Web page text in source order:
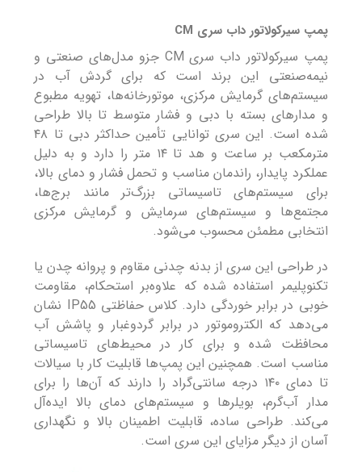
پمپ سیرکولاتور داب سری CM
پمپ سیرکولاتور داب سری CM جزو مدل‌های صنعتی و
نیمه‌صنعتی این برند است که برای گردش آب در
سیستم‌های گرمایش مرکزی، موتورخانه‌ها، تهویه مطبوع
و مدارهای بسته با دبی و فشار متوسط تا بالا طراحی
شده است. این سری توانایی تأمین حداکثر دبی تا ۴۸
مترمکعب بر ساعت و هد تا ۱۴ متر را دارد و به دلیل
عملکرد پایدار، راندمان مناسب و تحمل فشار و دمای بالا،
برای سیستم‌های تاسیساتی بزرگ‌تر مانند برج‌ها،
مجتمع‌ها و سیستم‌های سرمایش و گرمایش مرکزی
انتخابی مطمئن محسوب می‌شود.
در طراحی این سری از بدنه چدنی مقاوم و پروانه چدن یا
تکنوپلیمر استفاده شده که علاوه‌بر استحکام، مقاومت
خوبی در برابر خوردگی دارد. کلاس حفاظتی IP55 نشان
می‌دهد که الکتروموتور در برابر گردوغبار و پاشش آب
محافظت شده و برای کار در محیط‌های تاسیساتی
مناسب است. همچنین این پمپ‌ها قابلیت کار با سیالات
تا دمای ۱۴۰ درجه سانتی‌گراد را دارند که آن‌ها را برای
مدار آب‌گرم، بویلرها و سیستم‌های دمای بالا ایده‌آل
می‌کند. طراحی ساده، قابلیت اطمینان بالا و نگهداری
آسان از دیگر مزایای این سری است.